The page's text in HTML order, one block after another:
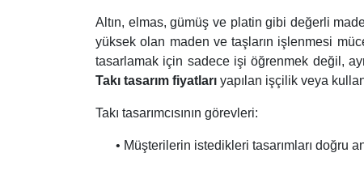
Altın, elmas, gümüş ve platin gibi değerli
yüksek olan maden ve taşların işlenmesi
tasarlamak için sadece işi öğrenmek değil,
Takı tasarım fiyatları yapılan işçilik veya
Takı tasarımcısının görevleri:
• Müşterilerin istedikleri tasarımları doğru